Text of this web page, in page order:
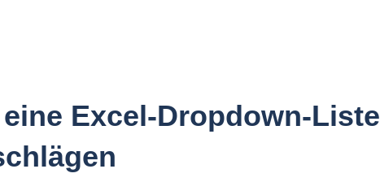
Excel-Dropdown-Liste